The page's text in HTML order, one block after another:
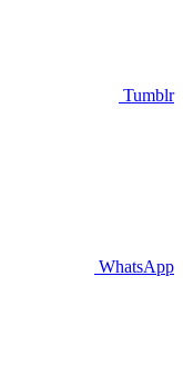
Tumblr
WhatsApp